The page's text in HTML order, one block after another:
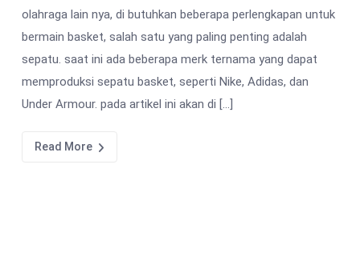
olahraga lain nya, di butuhkan beberapa perlengkapan untuk
bermain basket, salah satu yang paling penting adalah
sepatu. saat ini ada beberapa merk ternama yang dapat
memproduksi sepatu basket, seperti Nike, Adidas, dan
Under Armour. pada artikel ini akan di […]
Read More